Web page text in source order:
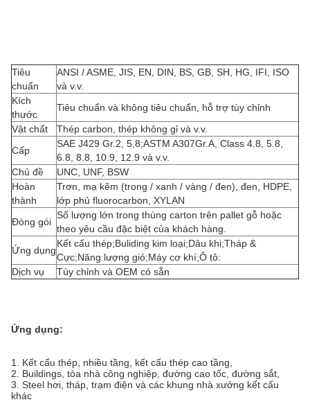
Tiêu
chuẩn
ANSI / ASME, JIS, EN, DIN, BS, GB, SH, HG, IFI, ISO
và v.v.
Kích
thước
Tiêu chuẩn và không tiêu chuẩn, hỗ trợ tùy chỉnh
Vật chất
Thép carbon, thép không gỉ và v.v.
Cấp
SAE J429 Gr.2, 5,8;ASTM A307Gr.A, Class 4.8, 5.8,
6.8, 8.8, 10.9, 12.9 và v.v.
Chủ đề
UNC, UNF, BSW
Hoàn
thành
Trơn, mạ kẽm (trong / xanh / vàng / đen), đen, HDPE,
lớp phủ fluorocarbon, XYLAN
Đóng gói
Số lượng lớn trong thùng carton trên pallet gỗ hoặc
theo yêu cầu đặc biệt của khách hàng.
Ứng dụng
Kết cấu thép;Buliding kim loại;Dâu khi;Tháp &
Cực;Năng lượng gió;Máy cơ khí;Ô tô:
Dịch vụ
Tùy chỉnh và OEM có sẵn
Ứng dụng:
1. Kết cấu thép, nhiều tầng, kết cấu thép cao tầng,
2. Buildings, tòa nhà công nghiệp, đường cao tốc, đường sắt,
3. Steel hơi, tháp, trạm điện và các khung nhà xưởng kết cấu
khác